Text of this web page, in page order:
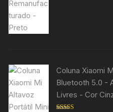
Coluna Xiaomi
Bluetooth 5.0 -
Livres - Cor